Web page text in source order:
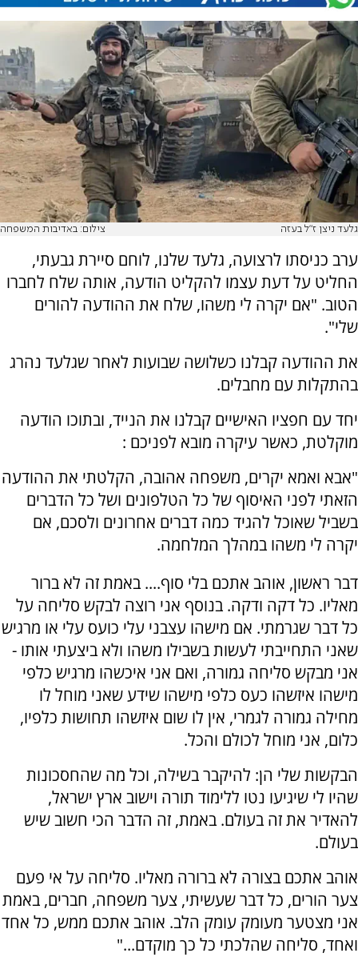
גלעד ניצן ז"ל בעזה צילום: באדיבות המשפחה
ערב כניסתו לרצועה, גלעד שלנו, לוחם סיירת גבעתי,
החליט על דעת עצמו להקליט הודעה, אותה שלח לחברו
הטוב. "אם יקרה לי משהו, שלח את ההודעה להורים
שלי".
את ההודעה קבלנו כשלושה שבועות לאחר שגלעד נהרג
בהתקלות עם מחבלים.
יחד עם חפציו האישיים קבלנו את הנייד, ובתוכו הודעה
מוקלטת, כאשר עיקרה מובא לפניכם :
"אבא ואמא יקרים, משפחה אהובה, הקלטתי את ההודעה
הזאתי לפני האיסוף של כל הטלפונים ושל כל הדברים
בשביל שאוכל להגיד כמה דברים אחרונים ולסכם, אם
יקרה לי משהו במהלך המלחמה.
דבר ראשון, אוהב אתכם בלי סוף.... באמת זה לא ברור
מאליו. כל דקה ודקה. בנוסף אני רוצה לבקש סליחה על
כל דבר שגרמתי. אם מישהו עצבני עלי כועס עלי או מרגיש
שאני התחייבתי לעשות בשבילו משהו ולא ביצעתי אותו -
אני מבקש סליחה גמורה, ואם אני איכשהו מרגיש כלפי
מישהו איזשהו כעס כלפי מישהו שידע שאני מוחל לו
מחילה גמורה לגמרי, אין לו שום איזשהו תחושות כלפיו,
כלום, אני מוחל לכולם והכל.
הבקשות שלי הן: להיקבר בשילה, וכל מה שהחסכונות
שהיו לי שיגיעו נטו ללימוד תורה וישוב ארץ ישראל,
להאדיר את זה בעולם. באמת, זה הדבר הכי חשוב שיש
בעולם.
אוהב אתכם בצורה לא ברורה מאליו. סליחה על אי פעם
צער הורים, כל דבר שעשיתי, צער משפחה, חברים, באמת
אני מצטער מעומק עומק הלב. אוהב אתכם ממש, כל אחד
ואחד, סליחה שהלכתי כל כך מוקדם..."